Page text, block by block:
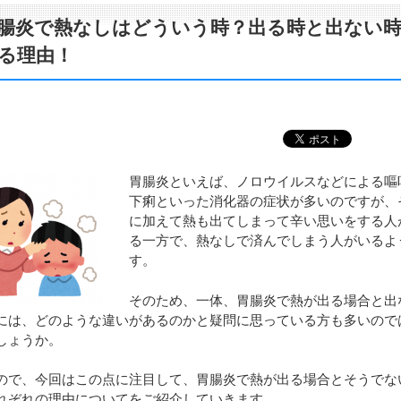
炎で熱なしはどういう時？出る時と出ない
理由！
胃腸炎といえば、ノロウイルスなどによる嘔
下痢といった消化器の症状が多いのですが、
に加えて熱も出てしまって辛い思いをする人
る一方で、熱なしで済んでしまう人がいるよ
す。
そのため、一体、胃腸炎で熱が出る場合と出
は、どのような違いがあるのかと疑問に思っている方も多いので
ょうか。
で、今回はこの点に注目して、胃腸炎で熱が出る場合とそうでな